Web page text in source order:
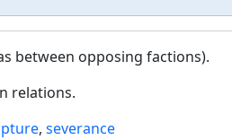
between opposing factions).
relations.
, severance